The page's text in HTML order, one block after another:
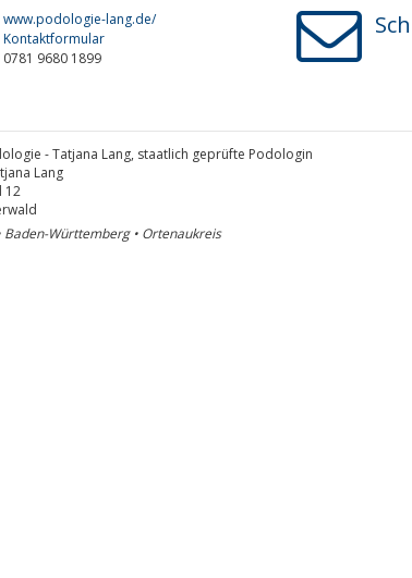
www.podologie-lang.de/
Kontaktformular
0781 9680 1899
- Tatjana Lang, staatlich geprüfte Podologin
Lang
12
Baden-Württemberg • Ortenaukreis